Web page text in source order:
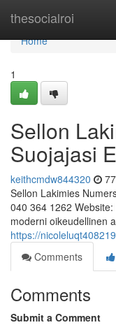
thesocialroi
Home
Home
1
Sellon
Suojajasi
keithcmdw844320
Sellon Lakimies
040 364 1262
moderni oikeudellinen
https://
Comments
Comments
Submit a Comment